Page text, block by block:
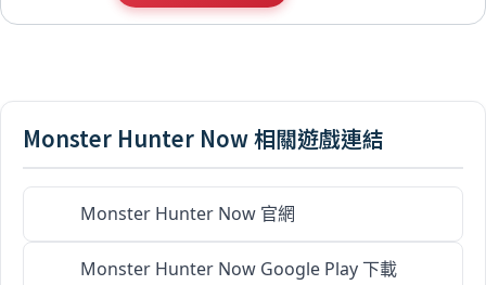
Monster Hunter Now 相關遊戲連結
Monster Hunter Now 官網
Monster Hunter Now Google Play 下載